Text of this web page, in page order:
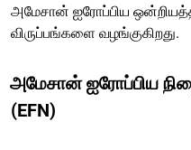
அமேசான் ஐரோப்பிய
விருப்பங்களை வழங்குகிறது.
அமேசான் ஐரோப்பிய
(EFN)